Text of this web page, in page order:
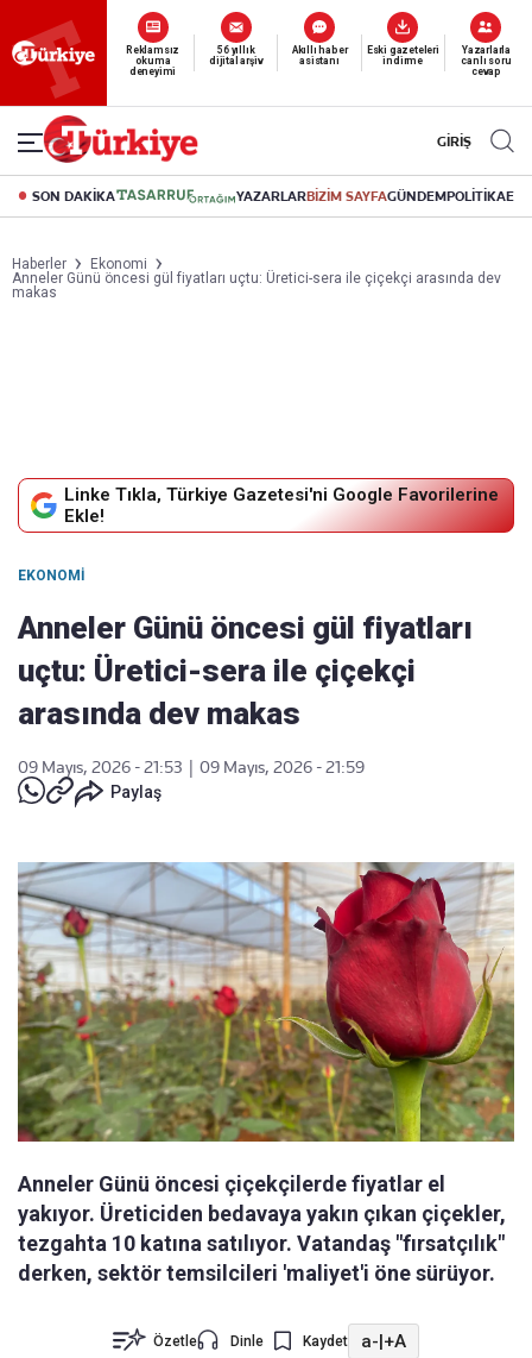
Reklamsız
okuma
deneyimi
56 yıllık
dijital arşiv
Akıllı haber
asistanı
Eski gazeteleri
indirme
Yazarlarla
canlı soru
cevap
GİRİŞ
SON DAKİKA YAZARLARBİZİM SAYFAGÜNDEMPOLİTİKA
Haberler
Ekonomi
Anneler Günü öncesi gül fiyatları uçtu: Üretici-sera ile çiçekçi arasında dev
makas
Linke Tıkla, Türkiye Gazetesi'ni Google Favorilerine
Ekle!
EKONOMI
Anneler Günü öncesi gül fiyatları
uçtu: Üretici-sera ile çiçekçi
arasında dev makas
09 Mayıs, 2026 - 21:53
09 Mayıs, 2026 - 21:59
Paylaş
Anneler Günü öncesi çiçekçilerde fiyatlar el
yakıyor. Üreticiden bedavaya yakın çıkan çiçekler,
tezgahta 10 katına satılıyor. Vatandaş "fırsatçılık"
derken, sektör temsilcileri 'maliyet'i öne sürüyor.
Özetle Dinle Kaydet a-|+A